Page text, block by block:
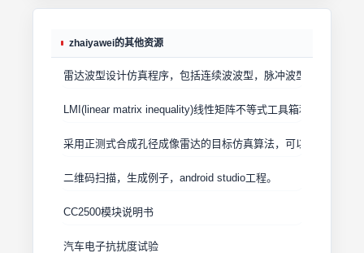
zhaiyawei的其他资源
雷达波型设计仿真程序，包括连续波波型，脉冲波型，线形调频
LMI(linear matrix inequality)线性矩阵不等式工具箱利用的程序
采用正测式合成孔径成像雷达的目标仿真算法，可以用于初学者
二维码扫描，生成例子，android studio工程。
CC2500模块说明书
汽车电子抗扰度试验